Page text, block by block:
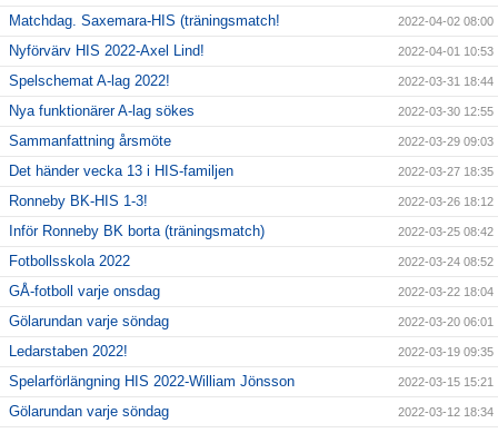
Matchdag. Saxemara-HIS (träningsmatch! 2022-04-02 08:00
Nyförvärv HIS 2022-Axel Lind! 2022-04-01 10:53
Spelschemat A-lag 2022! 2022-03-31 18:44
Nya funktionärer A-lag sökes 2022-03-30 12:55
Sammanfattning årsmöte 2022-03-29 09:03
Det händer vecka 13 i HIS-familjen 2022-03-27 18:35
Ronneby BK-HIS 1-3! 2022-03-26 18:12
Inför Ronneby BK borta (träningsmatch) 2022-03-25 08:42
Fotbollsskola 2022 2022-03-24 08:52
GÅ-fotboll varje onsdag 2022-03-22 18:04
Gölarundan varje söndag 2022-03-20 06:01
Ledarstaben 2022! 2022-03-19 09:35
Spelarförlängning HIS 2022-William Jönsson 2022-03-15 15:21
Gölarundan varje söndag 2022-03-12 18:34